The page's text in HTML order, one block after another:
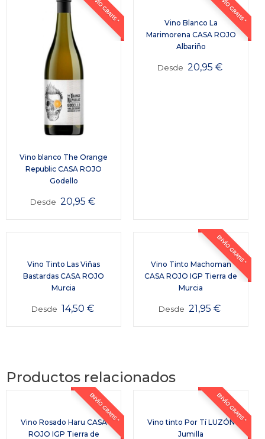
ENVÍO GRATIS *
Vino blanco The Orange
Republic CASA ROJO
Godello
Desde 20,95 €
ENVÍO GRATIS *
Vino Blanco La
Marimorena CASA ROJO
Albariño
Desde 20,95 €
Vino Tinto Las Viñas
Bastardas CASA ROJO
Murcia
Desde 14,50 €
ENVÍO GRATIS *
Vino Tinto Machoman
CASA ROJO IGP Tierra de
Murcia
Desde 21,95€
Productos relacionados
ENVÍO GRATIS *
Vino Rosado Haru CASA
ROJO IGP Tierra de
ENVÍO GRATIS *
Vino tinto Por Tí LUZÓN
Jumilla